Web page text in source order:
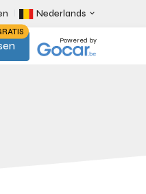
Nederlands
Powered by